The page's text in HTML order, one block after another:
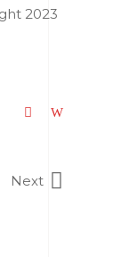
2023
Next